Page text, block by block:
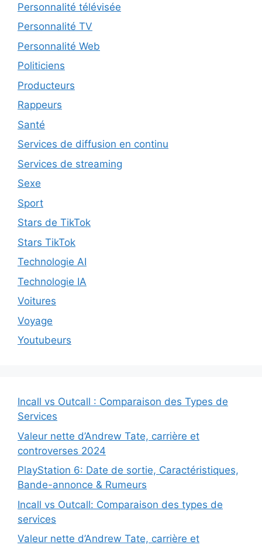
Personnalité télévisée
Personnalité TV
Personnalité Web
Politiciens
Producteurs
Rappeurs
Santé
Services de diffusion en continu
Services de streaming
Sexe
Sport
Stars de TikTok
Stars TikTok
Technologie AI
Technologie IA
Voitures
Voyage
Youtubeurs
Incall vs Outcall : Comparaison des Types de
Services
Valeur nette d’Andrew Tate, carrière et
controverses 2024
PlayStation 6: Date de sortie, Caractéristiques,
Bande-annonce & Rumeurs
Incall vs Outcall: Comparaison des types de
services
Valeur nette d’Andrew Tate, carrière et